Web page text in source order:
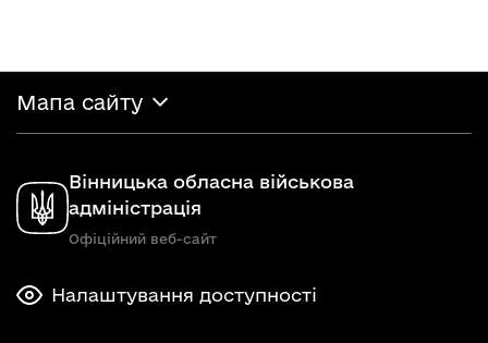
Мапа сайту
Вінницька обласна військова
адміністрація
Офіційний веб-сайт
Налаштування доступності